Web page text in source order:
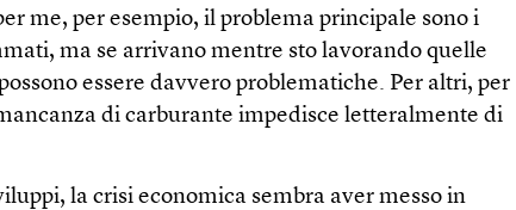
me, per esempio, il problema principale sono i
ma se arrivano mentre sto lavorando quelle
essere davvero problematiche. Per altri, per
di carburante impedisce letteralmente di
la crisi economica sembra aver messo in